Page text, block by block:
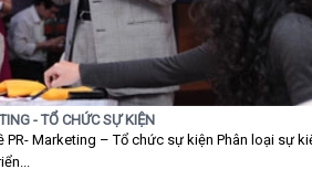
- TỔ CHỨC SỰ KIỆN
PR- Marketing – Tổ chức sự kiện Phân loại sự